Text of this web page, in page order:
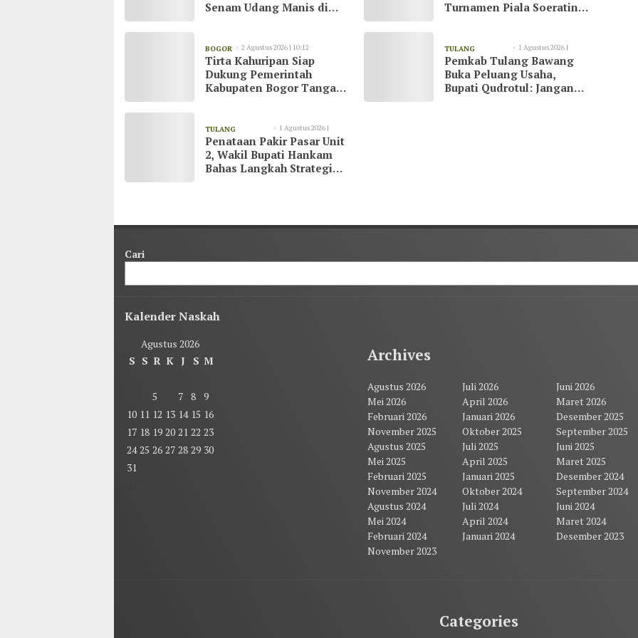
Senam Udang Manis di
Turnamen Piala Soeratin
BOGOR 2 Agustus 2026 | 10:12
Tirta Kahuripan Siap
Dukung Pemerintah
Kabupaten Bogor Tangani
TULANG
BAWANG
1 Agustus 2026 |
23:07
Pemkab Tulang Bawang
Buka Peluang Usaha,
Bupati Qudrotul: Jangan
TULANG
BAWANG
1 Agustus 2026 |
23:03
Penataan Pakir Pasar Unit
2, Wakil Bupati Hankam
Bahas Langkah Strategi
Cari
Kalender Naskah
Agustus 2026
S S R K J S M
5 7 8 9
10 11 12 13 14 15 16
17 18 19 20 21 22 23
24 25 26 27 28 29 30
31
Archives
Agustus 2026 Juli 2026
Juni 2026
Mei 2026
April 2026
Maret 2026
Februari 2026
Januari 2026
Desember 2025
November 2025
Oktober 2025
September 2025
Agustus 2025
Juli 2025
Juni 2025
Mei 2025
April 2025
Maret 2025
Februari 2025
Januari 2025
Desember 2024
November 2024
Oktober 2024
September 2024
Agustus 2024
Juli 2024
Juni 2024
Mei 2024
April 2024
Maret 2024
Februari 2024
Januari 2024
Desember 2023
November 2023
Categories